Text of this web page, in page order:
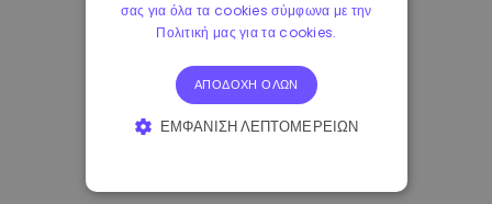
σας για όλα τα cookies σύμφωνα με την
Πολιτική μας για τα cookies.
ΑΠΟΔΟΧΉ ΌΛΩΝ
ΕΜΦΆΝΙΣΗ ΛΕΠΤΟΜΕΡΕΙΏΝ